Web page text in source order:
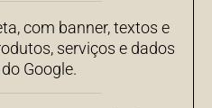
com banner, textos e
serviços e dados
Google.